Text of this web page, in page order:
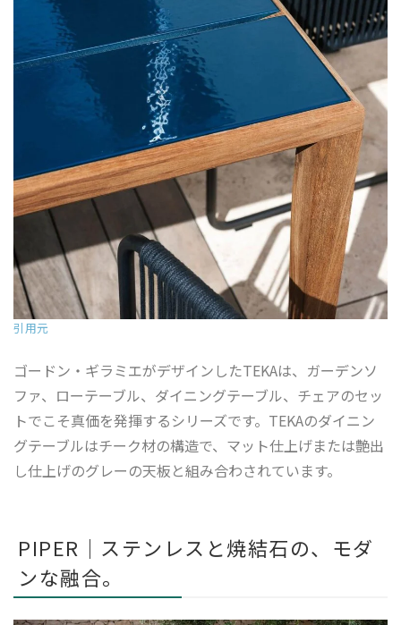
引用元
ゴードン・ギラミエがデザインしたTEKAは、ガーデンソ
ファ、ローテーブル、ダイニングテーブル、チェアのセッ
トでこそ真価を発揮するシリーズです。TEKAのダイニン
グテーブルはチーク材の構造で、マット仕上げまたは艶出
し仕上げのグレーの天板と組み合わされています。
PIPER｜ステンレスと焼結石の、モダ
ンな融合。